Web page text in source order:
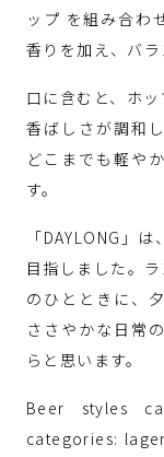
ップ を組み合わ
香りを加え、バラ
口に含むと、ホ
香ばしさが調和
どこまでも軽や
す。
「DAYLONG」
目指しました。
のひとときに、
ささやかな日常
らと思います。
Beer styles
categories: